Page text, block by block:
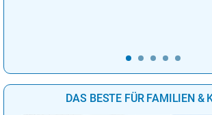
DAS BESTE FÜR FAMILIEN &